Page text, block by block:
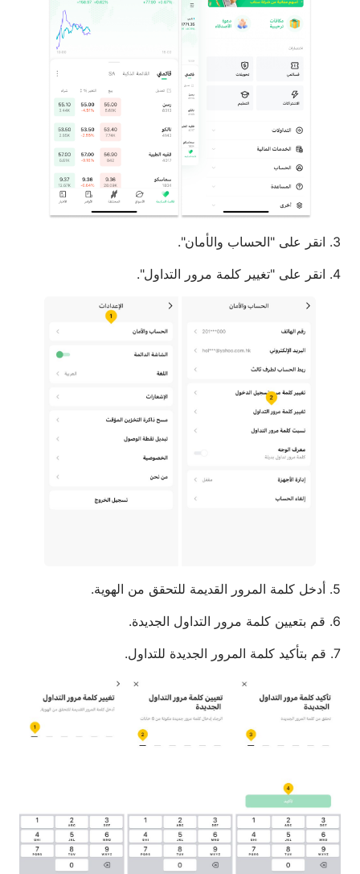
3. انقر على "الحساب والأمان".
4. انقر على "تغيير كلمة مرور التداول".
5. أدخل كلمة المرور القديمة للتحقق من الهوية.
6. قم بتعيين كلمة مرور التداول الجديدة.
7. قم بتأكيد كلمة المرور الجديدة للتداول.